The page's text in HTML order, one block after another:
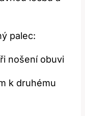
palec:
nošení obuvi
k druhému